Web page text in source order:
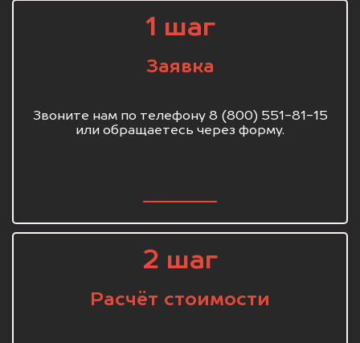
1 шаг
Заявка
Звоните нам по телефону 8 (800) 551-81-15
или обращаетесь через форму.
2 шаг
Расчёт стоимости